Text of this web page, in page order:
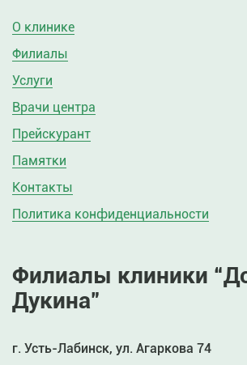
О клинике
Филиалы
Услуги
Врачи центра
Прейскурант
Памятки
Контакты
Политика конфиденциальности
Филиалы клиники
Дукина”
г. Усть-Лабинск, ул. Агаркова 74